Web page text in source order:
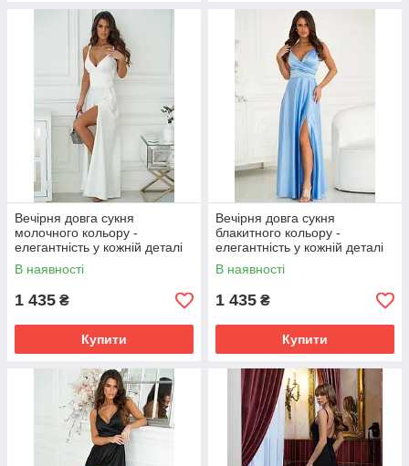
Вечірня довга сукня
молочного кольору -
елегантність у кожній деталі
В наявності
1 435 ₴
Купити
Вечірня довга сукня
блакитного кольору -
елегантність у кожній деталі
В наявності
1 435 ₴
Купити